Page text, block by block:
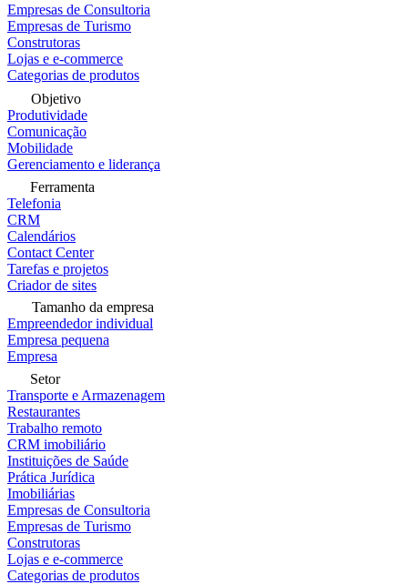
Empresas de Consultoria
Empresas de Turismo
Construtoras
Lojas e e-commerce
Categorias de produtos
Objetivo
Produtividade
Comunicação
Mobilidade
Gerenciamento e liderança
Ferramenta
Telefonia
CRM
Calendários
Contact Center
Tarefas e projetos
Criador de sites
Tamanho da empresa
Empreendedor individual
Empresa pequena
Empresa
Setor
Transporte e Armazenagem
Restaurantes
Trabalho remoto
CRM imobiliário
Instituições de Saúde
Prática Jurídica
Imobiliárias
Empresas de Consultoria
Empresas de Turismo
Construtoras
Lojas e e-commerce
Categorias de produtos